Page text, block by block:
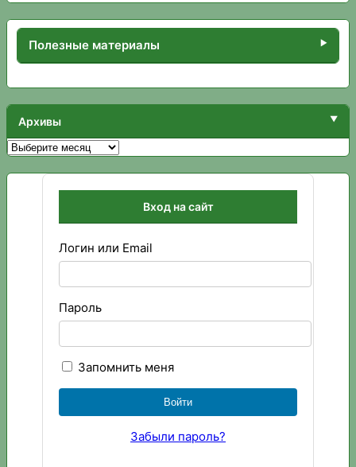
Полезные материалы
Архивы
Архивы
Вход на сайт
Логин или Email
Пароль
Запомнить меня
Забыли пароль?